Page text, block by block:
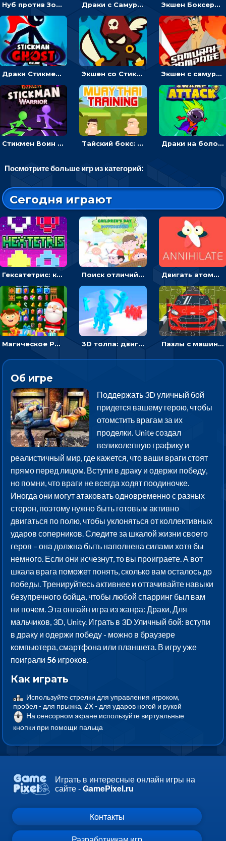
Нуб против Зомби: направлять линию на врага и бить молотом Драки с Самураем: бить мечом, чтобы уничтожать врагов Экшен Боксерский боец: менять сторону, чтобы бить противников
Драки Стикмена с призраками: бить мечом или уходить от подземных кольев Экшен со Стикменом: Драка с рисованными чертиками Экшен с самураем: бежать или бить демонов кинжалом
Стикмен Воин фаталити: подбрасывать куклу и драться Тайский бокс: драки с деревом Драки на болоте: бежать или бить монстров и роботов
Посмотрите больше игр из категорий:
Сегодня играют
Гексатетрис: кидать блок, чтобы складывать три в ряд - головоломка Поиск отличий на картинках с детьми - головоломка Двигать атомы, чтобы соединить – головоломка
Магическое Рождество: соедини три в ряд и выполни задание 3D толпа: двигаться и собирать цветных человечков Пазлы с машинами Форд: собирать картинки и открывать новые
Об игре
Поддержать 3D уличный бой
придется вашему герою, чтобы
отомстить врагам за их
проделки. Unite создал
великолепную графику и
реалистичный мир, где кажется, что ваши враги стоят
прямо перед лицом. Вступи в драку и одержи победу,
но помни, что враги не всегда ходят поодиночке.
Иногда они могут атаковать одновременно с разных
сторон, поэтому нужно быть готовым активно
двигаться по полю, чтобы уклоняться от коллективных
ударов соперников. Следите за шкалой жизни своего
героя – она должна быть наполнена силами хотя бы
немного. Если они исчезнут, то вы проиграете. А вот
шкала врага поможет понять, сколько вам осталось до
победы. Тренируйтесь активнее и оттачивайте навыки
безупречного бойца, чтобы любой спарринг был вам
ни почем. Эта онлайн игра из жанра: Драки, Для
мальчиков, 3D, Unity. Играть в 3D Уличный бой: вступи
в драку и одержи победу - можно в браузере
компьютера, смартфона или планшета. В игру уже
поиграли56 игроков.
Как играть
Используйте стрелки для управления игроком,
пробел - для прыжка, ZX - для ударов ногой и рукой
На сенсорном экране используйте виртуальные
кнопки при помощи пальца
Играть в интересные онлайн игры на
сайте -GamePixel.ru
Контакты
Разработчикам игр